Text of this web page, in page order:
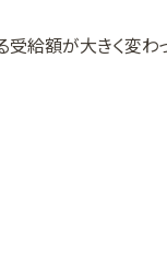
給額が大きく変わ